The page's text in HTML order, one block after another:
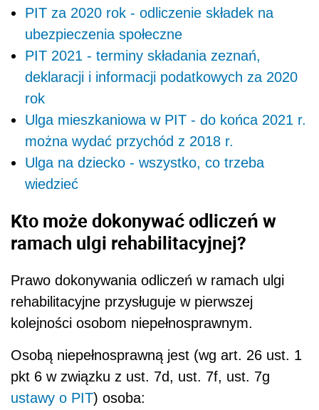
PIT za 2020 rok - odliczenie składek na
ubezpieczenia społeczne
PIT 2021 - terminy składania zeznań,
deklaracji i informacji podatkowych za 2020
rok
Ulga mieszkaniowa w PIT - do końca 2021 r.
można wydać przychód z 2018 r.
Ulga na dziecko - wszystko, co trzeba
wiedzieć
Kto może dokonywać odliczeń w
ramach ulgi rehabilitacyjnej?
Prawo dokonywania odliczeń w ramach ulgi
rehabilitacyjne przysługuje w pierwszej
kolejności osobom niepełnosprawnym.
Osobą niepełnosprawną jest (wg art. 26 ust. 1
pkt 6 w związku z ust. 7d, ust. 7f, ust. 7g
ustawy o PIT) osoba: